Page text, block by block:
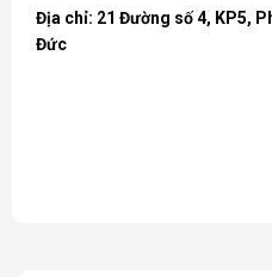
Địa chỉ: 21 Đường số 4, KP5,
Đức